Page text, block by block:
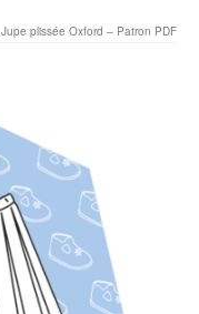
Jupe plissée Oxford – Patron PDF